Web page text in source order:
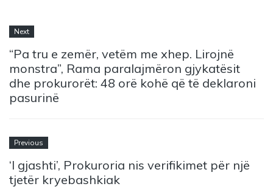
Next
“Pa tru e zemër, vetëm me xhep. Lirojnë
monstra”, Rama paralajmëron gjykatësit
dhe prokurorët: 48 orë kohë që të deklaroni
pasurinë
Previous
‘I gjashti’, Prokuroria nis verifikimet për një
tjetër kryebashkiak